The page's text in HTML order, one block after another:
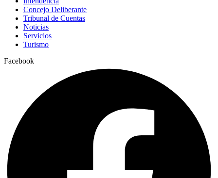
Concejo Deliberante
Tribunal de Cuentas
Noticias
Servicios
Turismo
Facebook